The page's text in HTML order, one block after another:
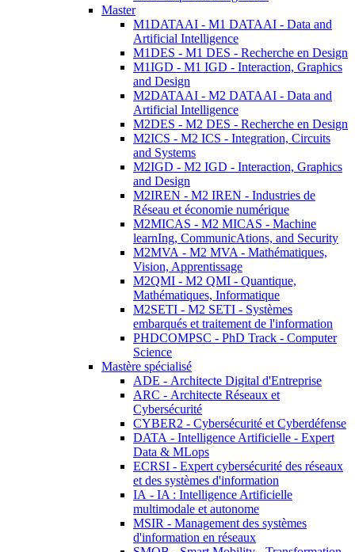
Master
M1DATAAI - M1 DATAAI - Data and
Artificial Intelligence
M1DES - M1 DES - Recherche en Design
M1IGD - M1 IGD - Interaction, Graphics
and Design
M2DATAAI - M2 DATAAI - Data and
Artificial Intelligence
M2DES - M2 DES - Recherche en Design
M2ICS - M2 ICS - Integration, Circuits
and Systems
M2IGD - M2 IGD - Interaction, Graphics
and Design
M2IREN - M2 IREN - Industries de
Réseau et économie numérique
M2MICAS - M2 MICAS - Machine
learnIng, CommunicAtions, and Security
M2MVA - M2 MVA - Mathématiques,
Vision, Apprentissage
M2QMI - M2 QMI - Quantique,
Mathématiques, Informatique
M2SETI - M2 SETI - Systèmes
embarqués et traitement de l'information
PHDCOMPSC - PhD Track - Computer
Science
Mastère spécialisé
ADE - Architecte Digital d'Entreprise
ARC - Architecte Réseaux et
Cybersécurité
CYBER2 - Cybersécurité et Cyberdéfense
DATA - Intelligence Artificielle - Expert
Data & MLops
ECRSI - Expert cybersécurité des réseaux
et des systèmes d'information
IA - IA : Intelligence Artificielle
multimodale et autonome
MSIR - Management des systèmes
d'information en réseaux